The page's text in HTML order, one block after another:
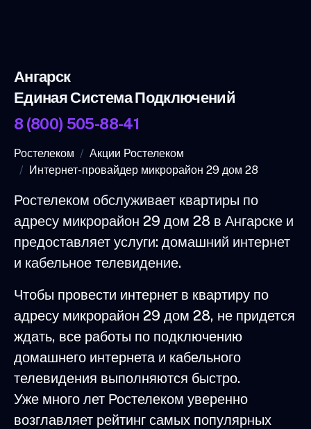
Ангарск
Единая Система Подключений
8 (800) 505-88-41
Ростелеком
Акции Ростелеком
Интернет-провайдер микрорайон 29 дом 28
Ростелеком обслуживает квартиры по
адресу микрорайон 29 дом 28 в Ангарске и
предоставляет услуги: домашний интернет
и кабельное телевидение.
Чтобы провести интернет в квартиру по
адресу микрорайон 29 дом 28, не придется
ждать, все работы по подключению
домашнего интернета и кабельного
телевидения выполняются быстро.
Уже много лет Ростелеком уверенно
возглавляет рейтинг самых популярных